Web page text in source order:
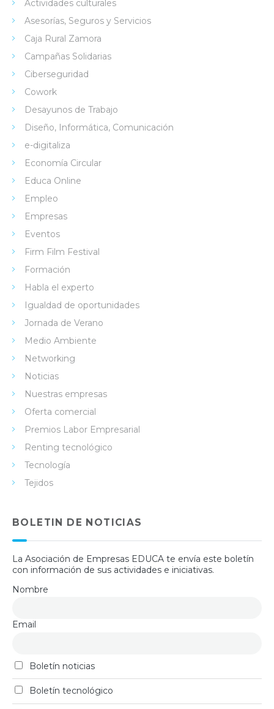
Actividades culturales
Asesorías, Seguros y Servicios
Caja Rural Zamora
Campañas Solidarias
Ciberseguridad
Cowork
Desayunos de Trabajo
Diseño, Informática, Comunicación
e-digitaliza
Economía Circular
Educa Online
Empleo
Empresas
Eventos
Firm Film Festival
Formación
Habla el experto
Igualdad de oportunidades
Jornada de Verano
Medio Ambiente
Networking
Noticias
Nuestras empresas
Oferta comercial
Premios Labor Empresarial
Renting tecnológico
Tecnología
Tejidos
BOLETIN DE NOTICIAS
La Asociación de Empresas EDUCA te envía este boletín
con información de sus actividades e iniciativas.
Nombre
Email
Boletín noticias
Boletín tecnológico